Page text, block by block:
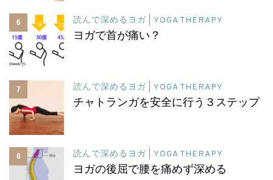
6 読んで深めるヨガ | YOGA THERAPY
ヨガで首が痛い？
7 読んで深めるヨガ | YOGA THERAPY
チャトランガを安全に行う３ステップ
8 読んで深めるヨガ | YOGA THERAPY
ヨガの後屈で腰を痛めず深める